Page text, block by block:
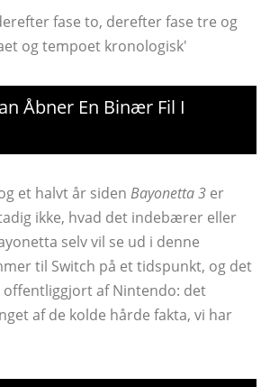
fase to, derefter fase tre og
og tempoet kronologisk'
Åbner En Binær Fil I
et halvt år siden Bayonetta 3 er
ikke, hvad det indebærer eller
selv vil se ud i denne
til Switch på et tidspunkt, og det
offentliggjort af Nintendo: det
af de kolde hårde fakta, vi har